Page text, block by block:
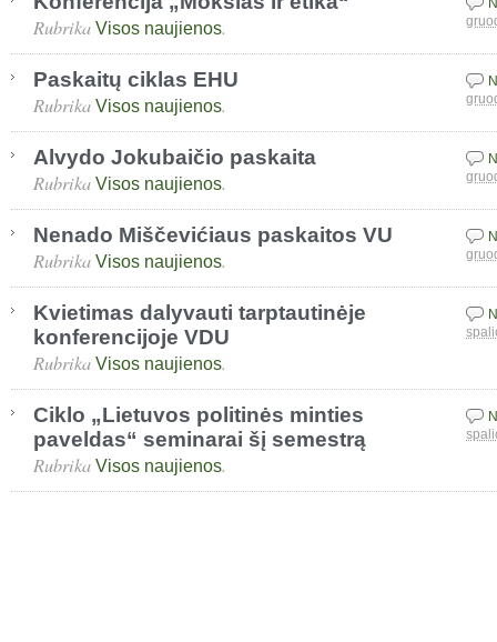
Rubrika Visos naujienos.
Paskaitų ciklas EHU
Rubrika Visos naujienos.
Alvydo Jokubaičio paskaita
Rubrika Visos naujienos.
Nenado Miščevićiaus paskaitos VU
Rubrika Visos naujienos.
Kvietimas dalyvauti tarptautinėje
konferencijoje VDU
Rubrika Visos naujienos.
Ciklo „Lietuvos politinės minties
paveldas“ seminarai šį semestrą
Rubrika Visos naujienos.